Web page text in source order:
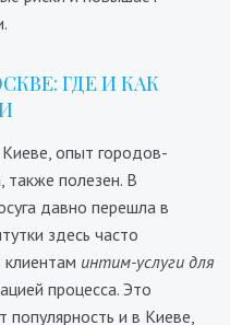
ГДЕ И КАК
опыт городов-
также полезен. В
давно перешла в
здесь часто
интим-услуги для
процесса. Это
популярность и в Киеве,